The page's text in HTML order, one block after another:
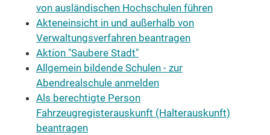
von ausländischen Hochschulen führen
Akteneinsicht in und außerhalb von
Verwaltungsverfahren beantragen
Aktion "Saubere Stadt"
Allgemein bildende Schulen - zur
Abendrealschule anmelden
Als berechtigte Person
Fahrzeugregisterauskunft (Halterauskunft)
beantragen